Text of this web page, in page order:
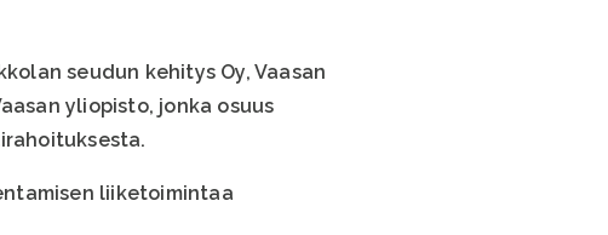
seudun kehitys Oy, Vaasan
yliopisto, jonka osuus
liiketoimintaa